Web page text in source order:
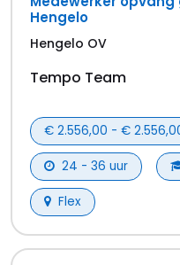
Hengelo
Hengelo OV
Tempo Team
€ 2.556,00 - €
24 - 36 uur
Flex